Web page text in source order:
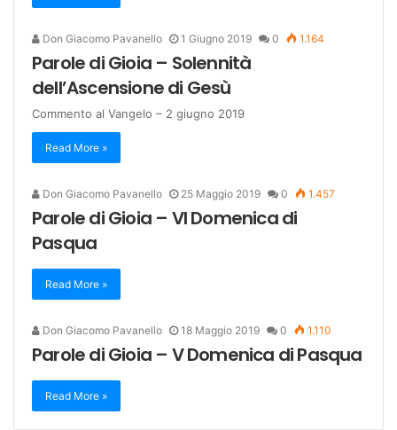
Don Giacomo Pavanello 1 Giugno 2019 0 1.164
Parole di Gioia – Solennità
dell’Ascensione di Gesù
Commento al Vangelo – 2 giugno 2019
Read More »
Don Giacomo Pavanello 25 Maggio 2019 0 1.457
Parole di Gioia – VI Domenica di
Pasqua
Read More »
Don Giacomo Pavanello 18 Maggio 2019 0 1.110
Parole di Gioia – V Domenica di Pasqua
Read More »